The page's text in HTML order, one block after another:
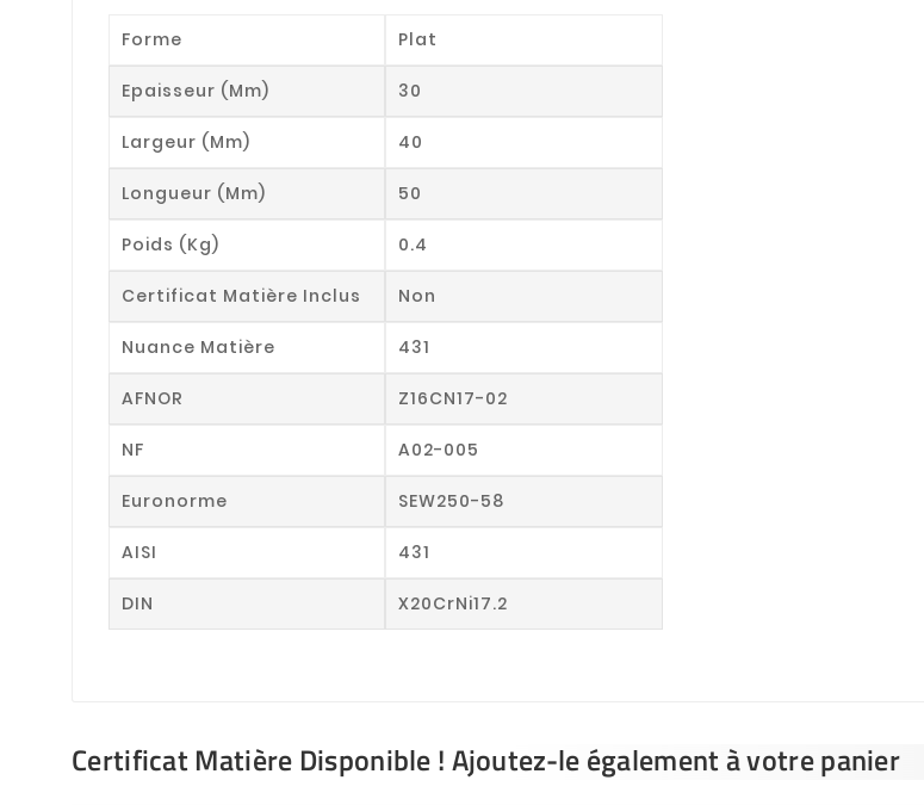
Forme Plat
Epaisseur (mm) 30
Largeur (mm) 40
Longueur (mm) 50
Poids (kg) 0.4
Certificat Matière Inclus Non
Nuance Matière 431
AFNOR Z16CN17-02
NF A02-005
Euronorme SEW250-58
AISI 431
DIN X20CrNi17.2
Certificat Matière Disponible ! Ajoutez-le également à votre panier